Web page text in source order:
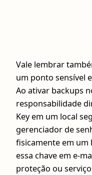
Vale lembrar
um ponto sensível
Ao ativar backups
responsabilidade
Key em um local
gerenciador de
fisicamente em
essa chave em e-
proteção ou